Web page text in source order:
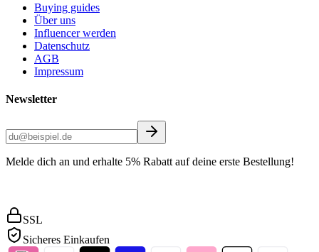
Buying guides
Über uns
Influencer werden
Datenschutz
AGB
Impressum
Newsletter
Melde dich an und erhalte 5% Rabatt auf deine erste Bestellung!
SSL
Sicheres Einkaufen